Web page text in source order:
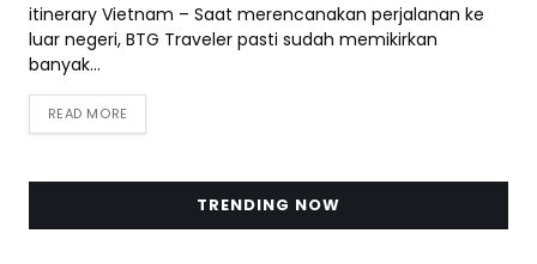
itinerary Vietnam – Saat merencanakan perjalanan ke
luar negeri, BTG Traveler pasti sudah memikirkan
banyak…
READ MORE
TRENDING NOW